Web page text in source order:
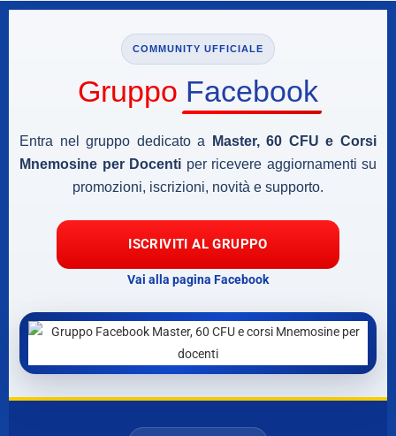
COMMUNITY UFFICIALE
Gruppo Facebook
Entra nel gruppo dedicato a
Master, 60 CFU e Corsi
Mnemosine per Docenti per ricevere aggiornamenti su
promozioni, iscrizioni, novità e supporto.
ISCRIVITI AL GRUPPO
Vai alla pagina Facebook